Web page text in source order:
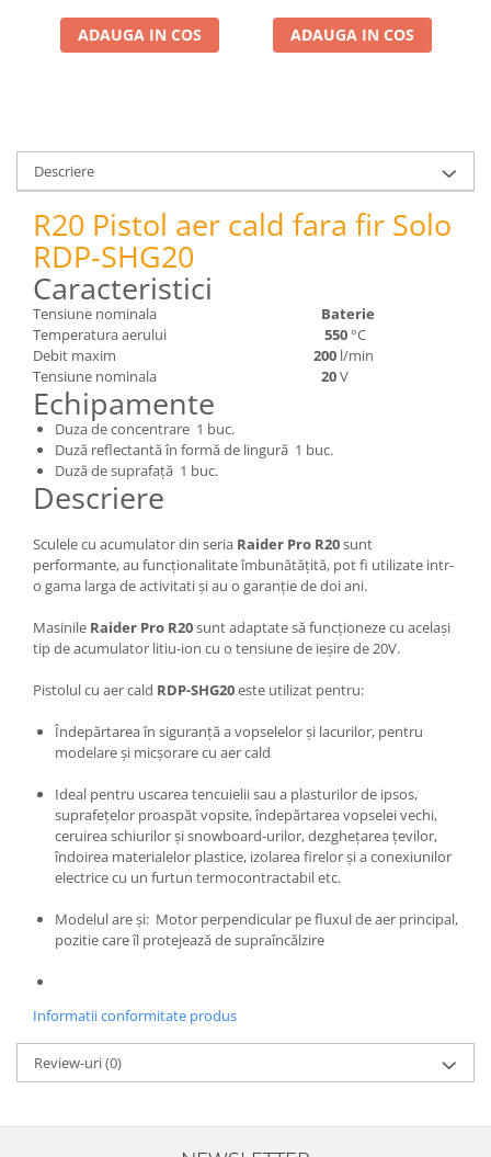
Cricuri pneumatice
Echipamente electrice
Benzi izolatoare
Role Prelungitoare
Polizoare unghiulare
Echipamente auto
Unelte de mana
Scule pneumatice
Podele hidraulice & Presa de banc
& Truse reparatii caroserie
Cabluri si incarcatoare acumulator
Echipamente de ridicat
Chinga ancorare
Depozitare si organizare
Echipamente de curatenie
ADAUGA IN COS ADAUGA IN COS
Descriere
R20 Pistol aer cald fara fir Solo
RDP-SHG20
Caracteristici
Tensiune nominala Baterie
Temperatura aerului 550 °C
Debit maxim 200 l/min
Tensiune nominala 20V
Echipamente
Duza de concentrare 1 buc.
Duză reflectantă în formă de lingură 1 buc.
Duză de suprafață 1 buc.
Descriere
Sculele cu acumulator din seria Raider Pro R20sunt
performante, au funcționalitate îmbunătățită, pot fi utilizate intr-
o gama larga de activitati și au o garanție de doi ani.
Masinile Raider Pro R20sunt adaptate să funcționeze cu același
tip de acumulator litiu-ion cu o tensiune de ieșire de 20V.
Pistolul cu aer cald RDP-SHG20este utilizat pentru:
Îndepărtarea în siguranță a vopselelor și lacurilor, pentru
modelare și micșorare cu aer cald
Ideal pentru uscarea tencuielii sau a plasturilor de ipsos,
suprafețelor proaspăt vopsite, îndepărtarea vopselei vechi,
ceruirea schiurilor și snowboard-urilor, dezghețarea țevilor,
îndoirea materialelor plastice, izolarea firelor și a conexiunilor
electrice cu un furtun termocontractabil etc.
Modelul are și: Motor perpendicular pe fluxul de aer principal,
pozitie care îl protejează de supraîncălzire
Informatii conformitate produs
Review-uri(0)